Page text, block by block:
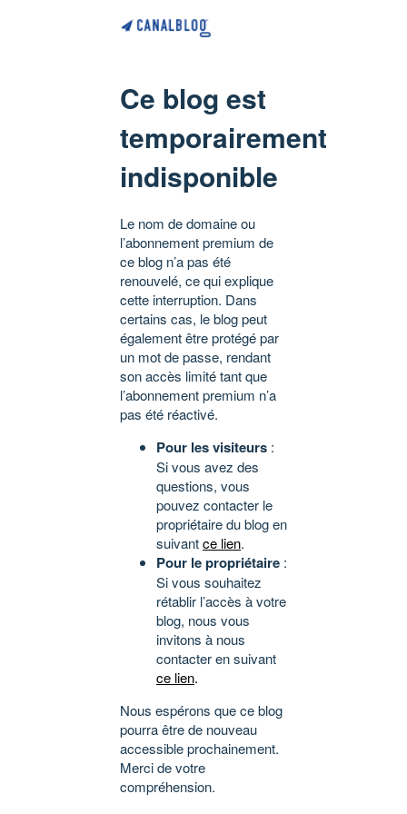
Ce blog est
temporairement
indisponible
Le nom de domaine ou
l’abonnement premium de
ce blog n’a pas été
renouvelé, ce qui explique
cette interruption. Dans
certains cas, le blog peut
également être protégé par
un mot de passe, rendant
son accès limité tant que
l’abonnement premium n’a
pas été réactivé.
Pour les visiteurs :
Si vous avez des
questions, vous
pouvez contacter le
propriétaire du blog en
suivantce lien.
Pour le propriétaire :
Si vous souhaitez
rétablir l’accès à votre
blog, nous vous
invitons à nous
contacter en suivant
ce lien.
Nous espérons que ce blog
pourra être de nouveau
accessible prochainement.
Merci de votre
compréhension.